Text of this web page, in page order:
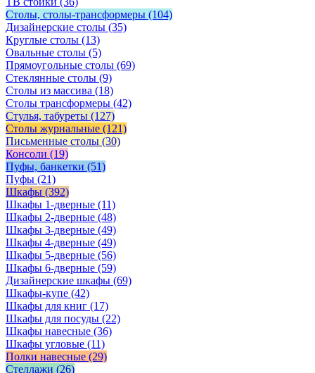
Столы, столы-трансформеры (104)
Дизайнерские столы (35)
Круглые столы (13)
Овальные столы (5)
Прямоугольные столы (69)
Стеклянные столы (9)
Столы из массива (18)
Столы трансформеры (42)
Стулья, табуреты (127)
Столы журнальные (121)
Письменные столы (30)
Консоли (19)
Пуфы, банкетки (51)
Пуфы (21)
Шкафы (392)
Шкафы 1-дверные (11)
Шкафы 2-дверные (48)
Шкафы 3-дверные (49)
Шкафы 4-дверные (49)
Шкафы 5-дверные (56)
Шкафы 6-дверные (59)
Дизайнерские шкафы (69)
Шкафы-купе (42)
Шкафы для книг (17)
Шкафы для посуды (22)
Шкафы навесные (36)
Шкафы угловые (11)
Полки навесные (29)
Стеллажи (26)